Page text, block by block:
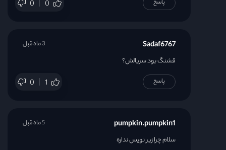
قسمت 30
قسمت 32
قسمت 33
قسمت 34
0 0 پاسخ
Sadaf6767
قشنگ بود سریالش؟
0 1
3 ماه قبل
پاسخ
pumpkin.pumpkin1
سلام چرا زیر نویس نداره
5 ماه قبل